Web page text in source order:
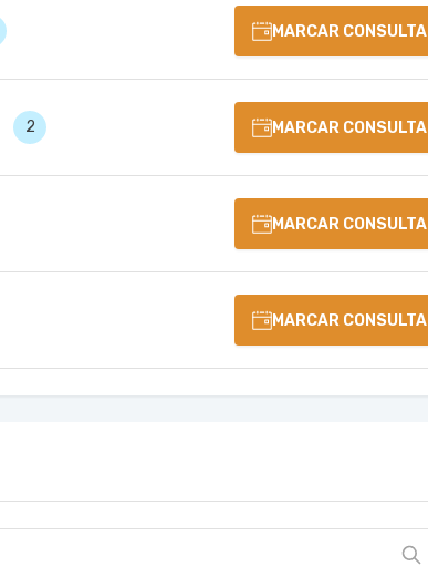
MARCAR CONSULTA
2 MARCAR CONSULTA
MARCAR CONSULTA
MARCAR CONSULTA